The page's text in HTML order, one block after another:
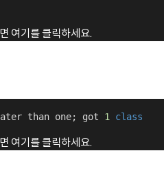
여기를 클릭하세요.
than one; got 1 class
여기를 클릭하세요.